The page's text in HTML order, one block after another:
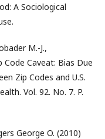
A Sociological
M.-J.,
Code Caveat: Bias Due
Zip Codes and U.S.
Vol. 92. No. 7. P.
George O. (2010)